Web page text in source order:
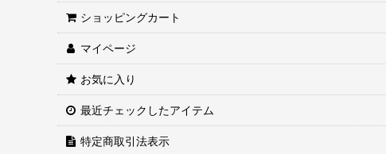
ショッピングカート
マイページ
お気に入り
最近チェックしたアイテム
特定商取引法表示